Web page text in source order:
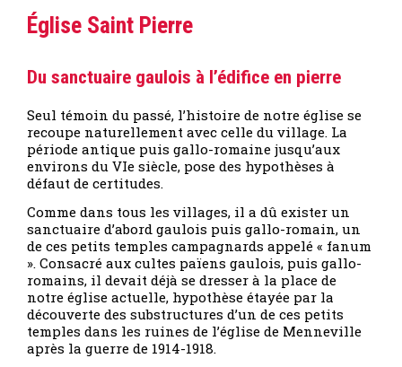
Église Saint Pierre
Du sanctuaire gaulois à l’édifice en pierre
Seul témoin du passé, l’histoire de notre église se
recoupe naturellement avec celle du village. La
période antique puis gallo-romaine jusqu’aux
environs du VIe siècle, pose des hypothèses à
défaut de certitudes.
Comme dans tous les villages, il a dû exister un
sanctuaire d’abord gaulois puis gallo-romain, un
de ces petits temples campagnards appelé « fanum
». Consacré aux cultes païens gaulois, puis gallo-
romains, il devait déjà se dresser à la place de
notre église actuelle, hypothèse étayée par la
découverte des substructures d’un de ces petits
temples dans les ruines de l’église de Menneville
après la guerre de 1914-1918.